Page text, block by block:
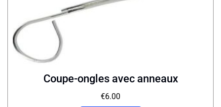
Coupe-ongles avec anneaux
€6.00